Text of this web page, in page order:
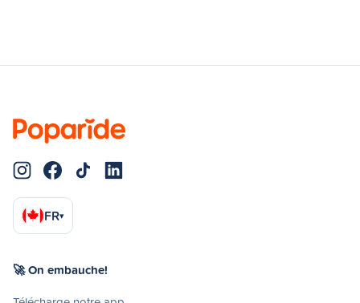
FR▾
🚀 On embauche!